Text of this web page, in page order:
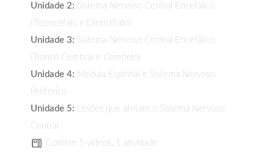
Unidade 2: Sistema Nervoso Central Encefálico
(Telencéfalo e Diencéfalo)
Unidade 3: Sistema Nervoso Central Encefálico
(Tronco Cerebral e Cerebelo)
Unidade 4: Medula Espinhal e Sistema Nervoso
Periférico
Unidade 5: Lesões que afetam o Sistema Nervoso
Central
Contém 5 vídeos, 1 atividade